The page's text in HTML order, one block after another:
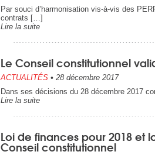
Par souci d’harmonisation vis-à-vis des
contrats […]
Lire la suite
Le Conseil constitutionnel
ACTUALITÉS • 28 décembre 2017
Dans ses décisions du 28 décembre 2017
Lire la suite
Loi de finances pour 2018 et
Conseil constitutionnel